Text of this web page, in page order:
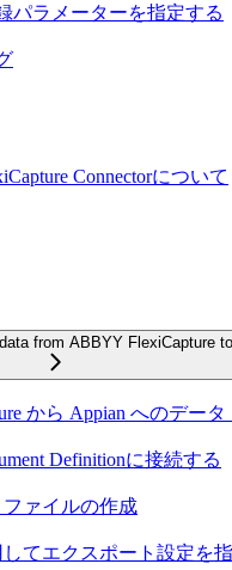
パラメーターを指定する
Connectorについて
from ABBYY FlexiCapture
から Appian へのデー
Definitionに接続する
ァイルの作成
てエクスポート設定を